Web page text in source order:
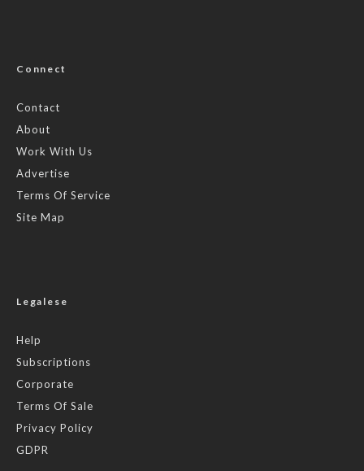
Connect
Contact
About
Work With Us
Advertise
Terms Of Service
Site Map
Legalese
Help
Subscriptions
Corporate
Terms Of Sale
Privacy Policy
GDPR